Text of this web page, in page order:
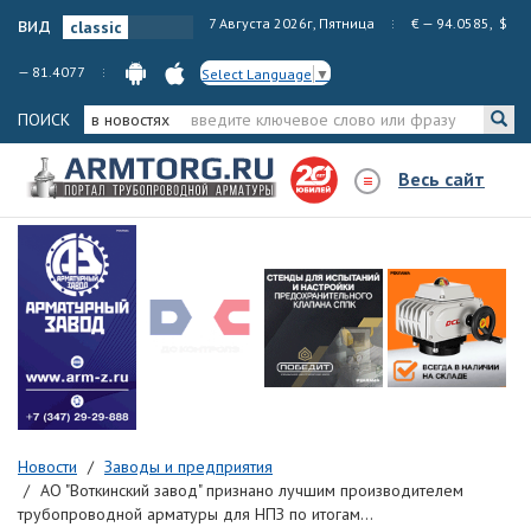
вид 7 Августа 2026г, Пятница € — 94.0585, $
— 81.4077 Select Language ▼
ПОИСК в новостях
Весь сайт
Новости
Заводы и предприятия
АО "Воткинский завод" признано лучшим производителем
трубопроводной арматуры для НПЗ по итогам...